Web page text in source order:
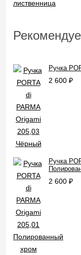
Ручка
2 600 ₽
Ручка
2 600 ₽